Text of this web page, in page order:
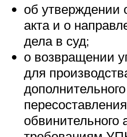
об утверждении
акта и о
дела в суд;
о возвращении
для
пересоставления
обвинительного